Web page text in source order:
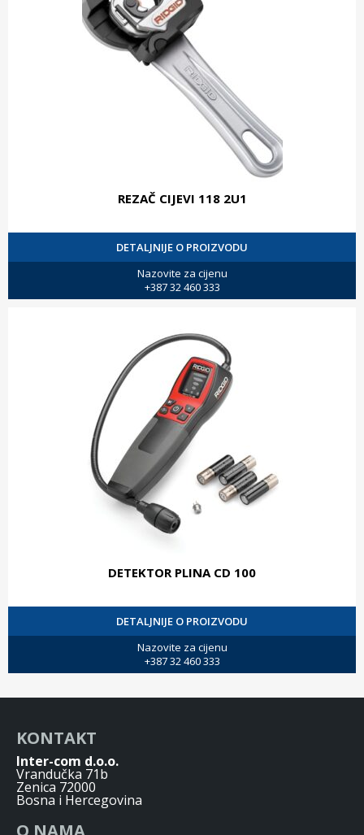
REZAČ CIJEVI 118 2U1
DETALJNIJE O PROIZVODU
Nazovite za cijenu
+387 32 460 333
DETEKTOR PLINA CD 100
DETALJNIJE O PROIZVODU
Nazovite za cijenu
+387 32 460 333
KONTAKT
Inter-com d.o.o.
Vrandučka 71b
Zenica 72000
Bosna i Hercegovina